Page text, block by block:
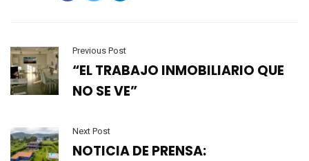
Previous Post
“EL TRABAJO INMOBILIARIO QUE
NO SE VE”
Next Post
NOTICIA DE PRENSA: